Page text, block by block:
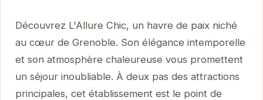
Découvrez L'Allure Chic, un havre de paix niché
au cœur de Grenoble. Son élégance intemporelle
et son atmosphère chaleureuse vous promettent
un séjour inoubliable. À deux pas des attractions
principales, cet établissement est le point de